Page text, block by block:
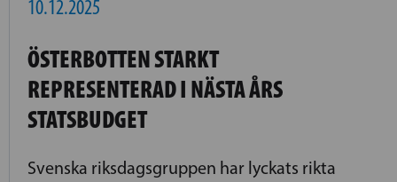
10.12.2025
ÖSTERBOTTEN STARKT
REPRESENTERAD I NÄSTA ÅRS
STATSBUDGET
Svenska riksdagsgruppen har lyckats rikta